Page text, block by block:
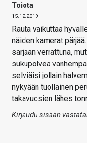
Toiota
15.12.2019
Rauta vaikuttaa
näiden kamerat
sarjaan verrattuna,
sukupolvea
selviäisi jollain
nykyään tuollainen
takavuosien lähes
Kirjaudu sisään